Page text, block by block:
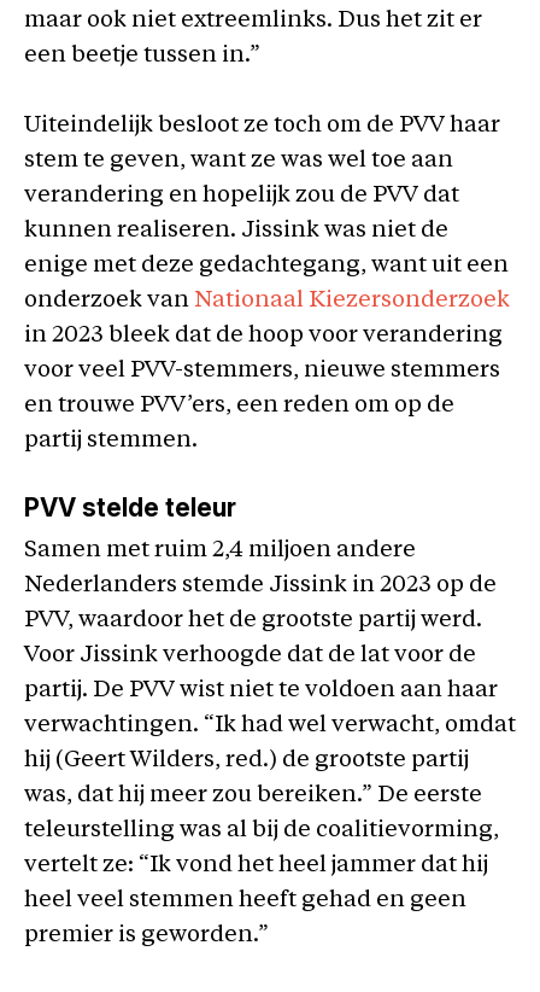
maar ook niet extreemlinks. Dus het zit er
een beetje tussen in.”
Uiteindelijk besloot ze toch om de PVV haar
stem te geven, want ze was wel toe aan
verandering en hopelijk zou de PVV dat
kunnen realiseren. Jissink was niet de
enige met deze gedachtegang, want uit een
onderzoek van Nationaal Kiezersonderzoek
in 2023 bleek dat de hoop voor verandering
voor veel PVV-stemmers, nieuwe stemmers
en trouwe PVV’ers, een reden om op de
partij stemmen.
PVV stelde teleur
Samen met ruim 2,4 miljoen andere
Nederlanders stemde Jissink in 2023 op de
PVV, waardoor het de grootste partij werd.
Voor Jissink verhoogde dat de lat voor de
partij. De PVV wist niet te voldoen aan haar
verwachtingen. “Ik had wel verwacht, omdat
hij (Geert Wilders, red.) de grootste partij
was, dat hij meer zou bereiken.” De eerste
teleurstelling was al bij de coalitievorming,
vertelt ze: “Ik vond het heel jammer dat hij
heel veel stemmen heeft gehad en geen
premier is geworden.”